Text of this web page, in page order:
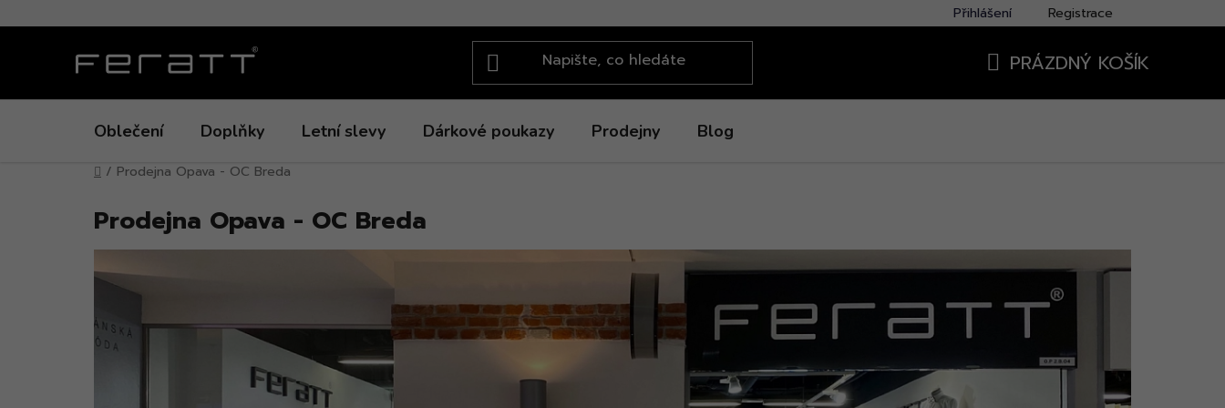
na
Přihlášení Registrace
PRÁZDNÝ KOŠÍK
Oblečení Doplňky Letní slevy Dárkové poukazy Prodejny Blog
Domů
/ Prodejna Opava - OC Breda
Prodejna Opava - OC Breda